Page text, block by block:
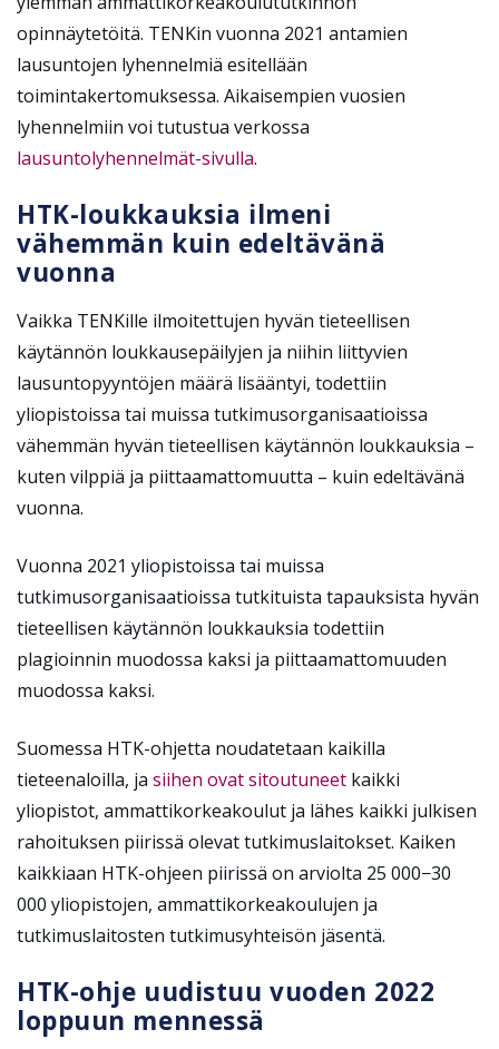
opinnäytetöitä. TENKin vuonna 2021 antamien
lausuntojen lyhennelmiä esitellään
toimintakertomuksessa. Aikaisempien vuosien
lyhennelmiin voi tutustua verkossa
lausuntolyhennelmät-sivulla.
HTK-loukkauksia ilmeni
vähemmän kuin edeltävänä
vuonna
Vaikka TENKille ilmoitettujen hyvän tieteellisen
käytännön loukkausepäilyjen ja niihin liittyvien
lausuntopyyntöjen määrä lisääntyi, todettiin
yliopistoissa tai muissa tutkimusorganisaatioissa
vähemmän hyvän tieteellisen käytännön loukkauksia –
kuten vilppiä ja piittaamattomuutta – kuin edeltävänä
vuonna.
Vuonna 2021 yliopistoissa tai muissa
tutkimusorganisaatioissa tutkituista tapauksista hyvän
tieteellisen käytännön loukkauksia todettiin
plagioinnin muodossa kaksi ja piittaamattomuuden
muodossa kaksi.
Suomessa HTK-ohjetta noudatetaan kaikilla
tieteenaloilla, ja siihen ovat sitoutuneet kaikki
yliopistot, ammattikorkeakoulut ja lähes kaikki julkisen
rahoituksen piirissä olevat tutkimuslaitokset. Kaiken
kaikkiaan HTK-ohjeen piirissä on arviolta 25 000−30
000 yliopistojen, ammattikorkeakoulujen ja
tutkimuslaitosten tutkimusyhteisön jäsentä.
HTK-ohje uudistuu vuoden 2022
loppuun mennessä